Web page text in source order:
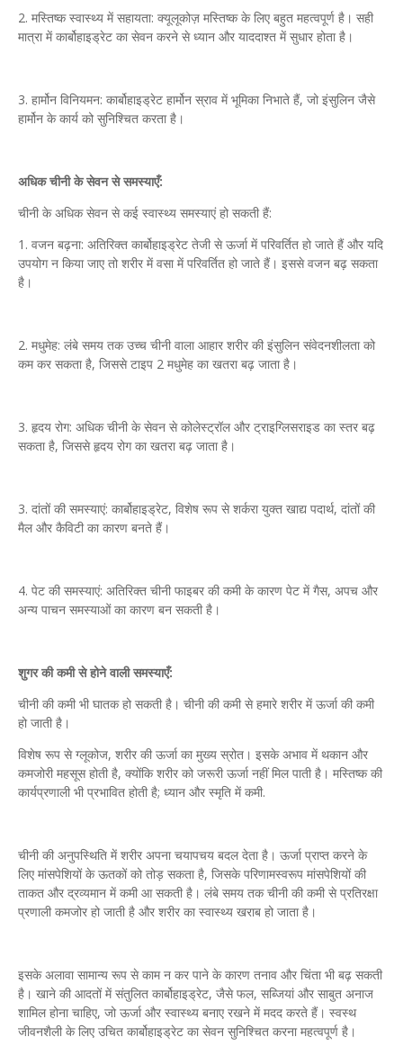
2. मस्तिष्क स्वास्थ्य में सहायता: क्यूलूकोज़ मस्तिष्क के लिए बहुत महत्वपूर्ण है। सही
मात्रा में कार्बोहाइड्रेट का सेवन करने से ध्यान और याददाश्त में सुधार होता है।
3. हार्मोन विनियमन: कार्बोहाइड्रेट हार्मोन स्राव में भूमिका निभाते हैं, जो इंसुलिन जैसे
हार्मोन के कार्य को सुनिश्चित करता है।
अधिक चीनी के सेवन से समस्याएँ:
चीनी के अधिक सेवन से कई स्वास्थ्य समस्याएं हो सकती हैं:
1. वजन बढ़ना: अतिरिक्त कार्बोहाइड्रेट तेजी से ऊर्जा में परिवर्तित हो जाते हैं और यदि
उपयोग न किया जाए तो शरीर में वसा में परिवर्तित हो जाते हैं। इससे वजन बढ़ सकता
है।
2. मधुमेह: लंबे समय तक उच्च चीनी वाला आहार शरीर की इंसुलिन संवेदनशीलता को
कम कर सकता है, जिससे टाइप 2 मधुमेह का खतरा बढ़ जाता है।
3. हृदय रोग: अधिक चीनी के सेवन से कोलेस्ट्रॉल और ट्राइग्लिसराइड का स्तर बढ़
सकता है, जिससे हृदय रोग का खतरा बढ़ जाता है।
3. दांतों की समस्याएं: कार्बोहाइड्रेट, विशेष रूप से शर्करा युक्त खाद्य पदार्थ, दांतों की
मैल और कैविटी का कारण बनते हैं।
4. पेट की समस्याएं: अतिरिक्त चीनी फाइबर की कमी के कारण पेट में गैस, अपच और
अन्य पाचन समस्याओं का कारण बन सकती है।
शुगर की कमी से होने वाली समस्याएँ:
चीनी की कमी भी घातक हो सकती है। चीनी की कमी से हमारे शरीर में ऊर्जा की कमी
हो जाती है।
विशेष रूप से ग्लूकोज, शरीर की ऊर्जा का मुख्य स्रोत। इसके अभाव में थकान और
कमजोरी महसूस होती है, क्योंकि शरीर को जरूरी ऊर्जा नहीं मिल पाती है। मस्तिष्क की
कार्यप्रणाली भी प्रभावित होती है; ध्यान और स्मृति में कमी.
चीनी की अनुपस्थिति में शरीर अपना चयापचय बदल देता है। ऊर्जा प्राप्त करने के
लिए मांसपेशियों के ऊतकों को तोड़ सकता है, जिसके परिणामस्वरूप मांसपेशियों की
ताकत और द्रव्यमान में कमी आ सकती है। लंबे समय तक चीनी की कमी से प्रतिरक्षा
प्रणाली कमजोर हो जाती है और शरीर का स्वास्थ्य खराब हो जाता है।
इसके अलावा सामान्य रूप से काम न कर पाने के कारण तनाव और चिंता भी बढ़ सकती
है। खाने की आदतों में संतुलित कार्बोहाइड्रेट, जैसे फल, सब्जियां और साबुत अनाज
शामिल होना चाहिए, जो ऊर्जा और स्वास्थ्य बनाए रखने में मदद करते हैं। स्वस्थ
जीवनशैली के लिए उचित कार्बोहाइड्रेट का सेवन सुनिश्चित करना महत्वपूर्ण है।